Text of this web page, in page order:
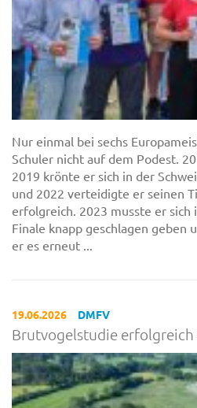
Nur einmal bei sechs
Schuler nicht auf dem Podest.
2019 krönte er sich in der
und 2022 verteidigte er seinen
erfolgreich. 2023 musste er sich
Finale knapp geschlagen geben
er es erneut ...
19.06.2026 DMFV
Brutvogelstudie